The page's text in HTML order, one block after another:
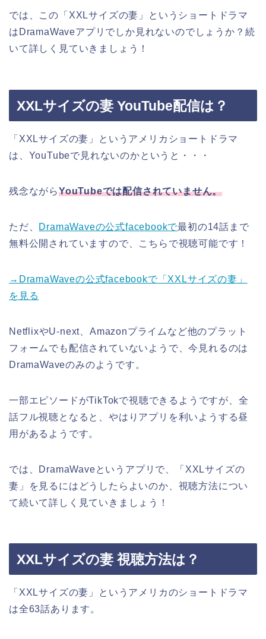
では、この「XXLサイズの妻」というショートドラマ
はDramaWaveアプリでしか見れないのでしょうか？続
いて詳しく見ていきましょう！
XXLサイズの妻 YouTube配信は？
「XXLサイズの妻」というアメリカショートドラマ
は、YouTubeで見れないのかというと・・・
残念ながらYouTubeでは配信されていません。
ただ、 DramaWaveの公式facebookで最初の14話まで
無料公開されていますので、こちらで視聴可能です！
→DramaWaveの公式facebookで「XXLサイズの妻」
を見る
NetflixやU-next、Amazonプライムなど他のプラット
フォームでも配信されていないようで、今見れるのは
DramaWaveのみのようです。
一部エピソードがTikTokで視聴できるようですが、全
話フル視聴となると、やはりアプリを利いようする昼
用があるようです。
では、DramaWaveというアプリで、「XXLサイズの
妻」を見るにはどうしたらよいのか、視聴方法につい
て続いて詳しく見ていきましょう！
XXLサイズの妻 視聴方法は？
「XXLサイズの妻」というアメリカのショートドラマ
は全63話あります。